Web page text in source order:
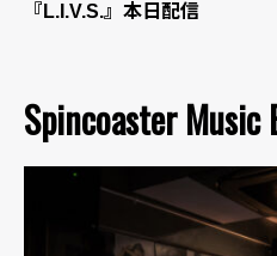
『L.I.V.S.』本日配信
Spincoaster Music